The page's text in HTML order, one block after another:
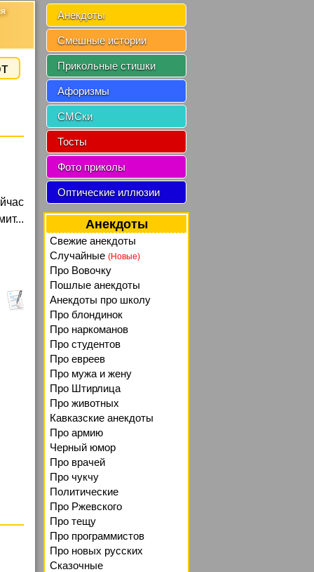
Анекдоты
Смешные истории
Прикольные стишки
Афоризмы
СМСки
Тосты
Фото приколы
Оптические иллюзии
Анекдоты
Свежие анекдоты
Случайные (Новые)
Про Вовочку
Пошлые анекдоты
Анекдоты про школу
Про блондинок
Про наркоманов
Про студентов
Про евреев
Про мужа и жену
Про Штирлица
Про животных
Кавказские анекдоты
Про армию
Черный юмор
Про врачей
Про чукчу
Политические
Про Ржевского
Про тещу
Про программистов
Про новых русских
Сказочные